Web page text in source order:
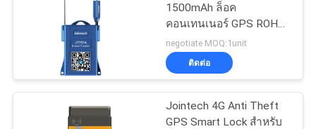
ตัวติดตาม GPS ของ
คอนเทนเนอร์
1500mAh ล็อค
คอนเทนเนอร์ GPS ROHS
ได้รับการอนุมัติ
negotiate MOQ:1unit
ติดต่อ
Jointech 4G Anti Theft
GPS Smart Lock สำหรับ